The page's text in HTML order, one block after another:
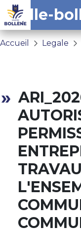
ville-
Accueil Legale